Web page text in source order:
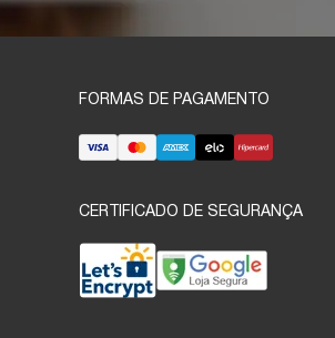
FORMAS DE PAGAMENTO
CERTIFICADO DE SEGURANÇA